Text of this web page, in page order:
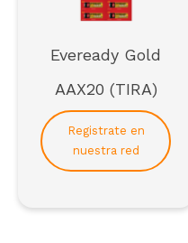
Eveready Gold
AAX20 (TIRA)
Registrate en
nuestra red